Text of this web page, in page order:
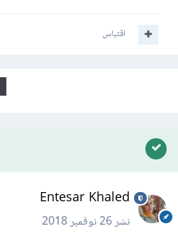
اقتباس
Entesar Khaled
نشر26 نوفمبر 2018